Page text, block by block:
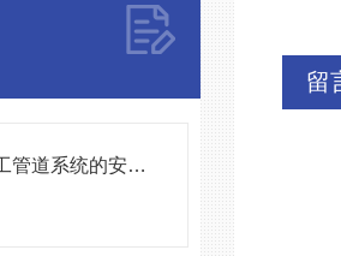
管道阻火器：化工管道系统的安全防护屏障
留